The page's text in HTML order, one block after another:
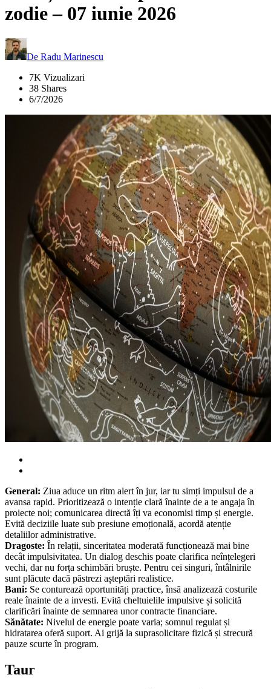
zodie – 07 iunie 2026
De Radu Marinescu
7K Vizualizari
38 Shares
6/7/2026
General: Ziua aduce un ritm alert în jur, iar tu simți impulsul de a
avansa rapid. Prioritizează o intenție clară înainte de a te angaja în
proiecte noi; comunicarea directă îți va economisi timp și energie.
Evită deciziile luate sub presiune emoțională, acordă atenție
detaliilor administrative.
Dragoste: În relații, sinceritatea moderată funcționează mai bine
decât impulsivitatea. Un dialog deschis poate clarifica neînțelegeri
vechi, dar nu forța schimbări bruște. Pentru cei singuri, întâlnirile
sunt plăcute dacă păstrezi așteptări realistice.
Bani: Se conturează oportunități practice, însă analizează costurile
reale înainte de a investi. Evită cheltuielile impulsive și solicită
clarificări înainte de semnarea unor contracte financiare.
Sănătate: Nivelul de energie poate varia; somnul regulat și
hidratarea oferă suport. Ai grijă la suprasolicitare fizică și strecură
pauze scurte în program.
Taur